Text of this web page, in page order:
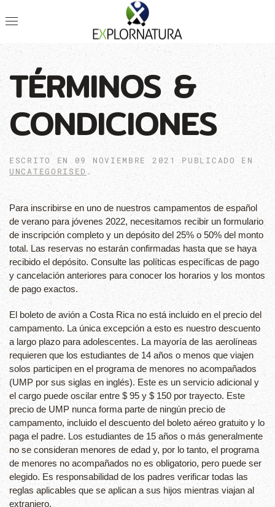
TÉRMINOS &
CONDICIONES
ESCRITO EN 09 NOVIEMBRE 2021
PUBLICADO EN
UNCATEGORISED .
Para inscribirse en uno de nuestros campamentos de español
de verano para jóvenes 2022, necesitamos recibir un formulario
de inscripción completo y un depósito del 25% o 50% del monto
total. Las reservas no estarán confirmadas hasta que se haya
recibido el depósito. Consulte las políticas específicas de pago
y cancelación anteriores para conocer los horarios y los montos
de pago exactos.
El boleto de avión a Costa Rica no está incluido en el precio del
campamento. La única excepción a esto es nuestro descuento
a largo plazo para adolescentes. La mayoría de las aerolíneas
requieren que los estudiantes de 14 años o menos que viajen
solos participen en el programa de menores no acompañados
(UMP por sus siglas en inglés). Este es un servicio adicional y
el cargo puede oscilar entre $ 95 y $ 150 por trayecto. Este
precio de UMP nunca forma parte de ningún precio de
campamento, incluido el descuento del boleto aéreo gratuito y lo
paga el padre. Los estudiantes de 15 años o más generalmente
no se consideran menores de edad y, por lo tanto, el programa
de menores no acompañados no es obligatorio, pero puede ser
elegido. Es responsabilidad de los padres verificar todas las
reglas aplicables que se aplican a sus hijos mientras viajan al
extranjero.